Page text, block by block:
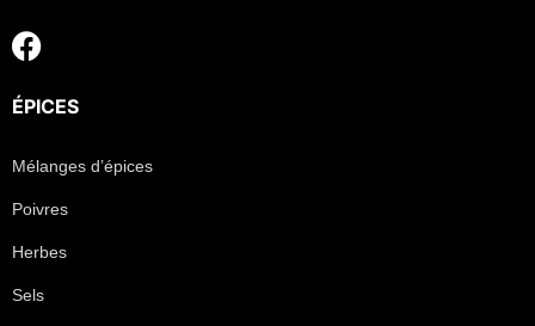
ÉPICES
Mélanges d’épices
Poivres
Herbes
Sels